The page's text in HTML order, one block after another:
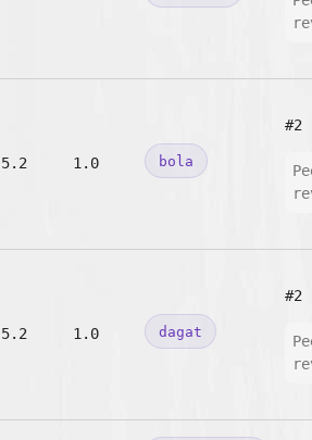
5.2 1.0 bola
#2
5.2 1.0 dagat
#2